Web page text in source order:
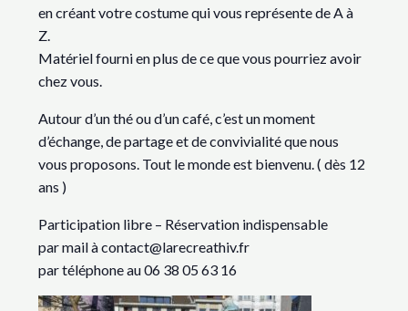
en créant votre costume qui vous représente de A à
Z.
Matériel fourni en plus de ce que vous pourriez avoir
chez vous.
Autour d’un thé ou d’un café, c’est un moment
d’échange, de partage et de convivialité que nous
vous proposons. Tout le monde est bienvenu. ( dès 12
ans )
Participation libre – Réservation indispensable
par mail à contact@larecreathiv.fr
par téléphone au 06 38 05 63 16